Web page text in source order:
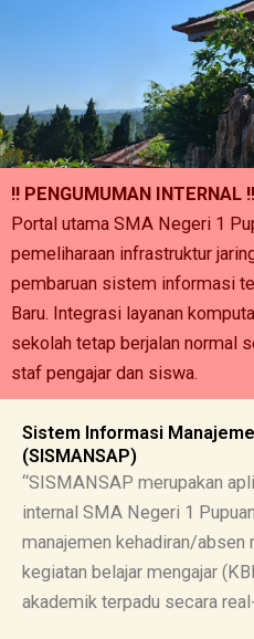
!! PENGUMUMAN INTERNAL
Portal utama SMA Negeri 1
pemeliharaan infrastruktur
pembaruan sistem informasi
Baru. Integrasi layanan
sekolah tetap berjalan normal
staf pengajar dan siswa.
Sistem Informasi
(SISMANSAP)
“SISMANSAP merupakan
internal SMA Negeri 1
manajemen kehadiran/absen
kegiatan belajar mengajar
akademik terpadu secara